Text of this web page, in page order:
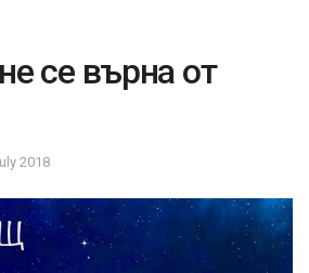
се върна от
2018